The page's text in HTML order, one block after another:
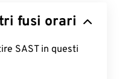
fusi orari
SAST in questi